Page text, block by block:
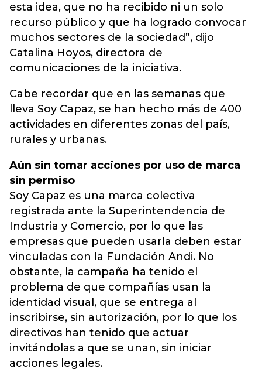
esta idea, que no ha recibido ni un solo
recurso público y que ha logrado convocar
muchos sectores de la sociedad”, dijo
Catalina Hoyos, directora de
comunicaciones de la iniciativa.
Cabe recordar que en las semanas que
lleva Soy Capaz, se han hecho más de 400
actividades en diferentes zonas del país,
rurales y urbanas.
Aún sin tomar acciones por uso de marca
sin permiso
Soy Capaz es una marca colectiva
registrada ante la Superintendencia de
Industria y Comercio, por lo que las
empresas que pueden usarla deben estar
vinculadas con la Fundación Andi. No
obstante, la campaña ha tenido el
problema de que compañías usan la
identidad visual, que se entrega al
inscribirse, sin autorización, por lo que los
directivos han tenido que actuar
invitándolas a que se unan, sin iniciar
acciones legales.